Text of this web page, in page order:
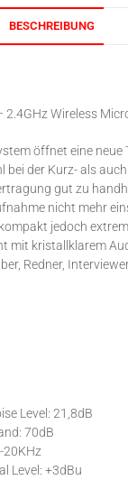
BESCHREIBUNG
2.4GHz Wireless
öffnet eine neue
bei der Kurz- als
gut zu
nicht mehr
jedoch
mit kristallklarem
Redner,
Level: 21,8dB
70dB
20KHz
Level: +3dBu